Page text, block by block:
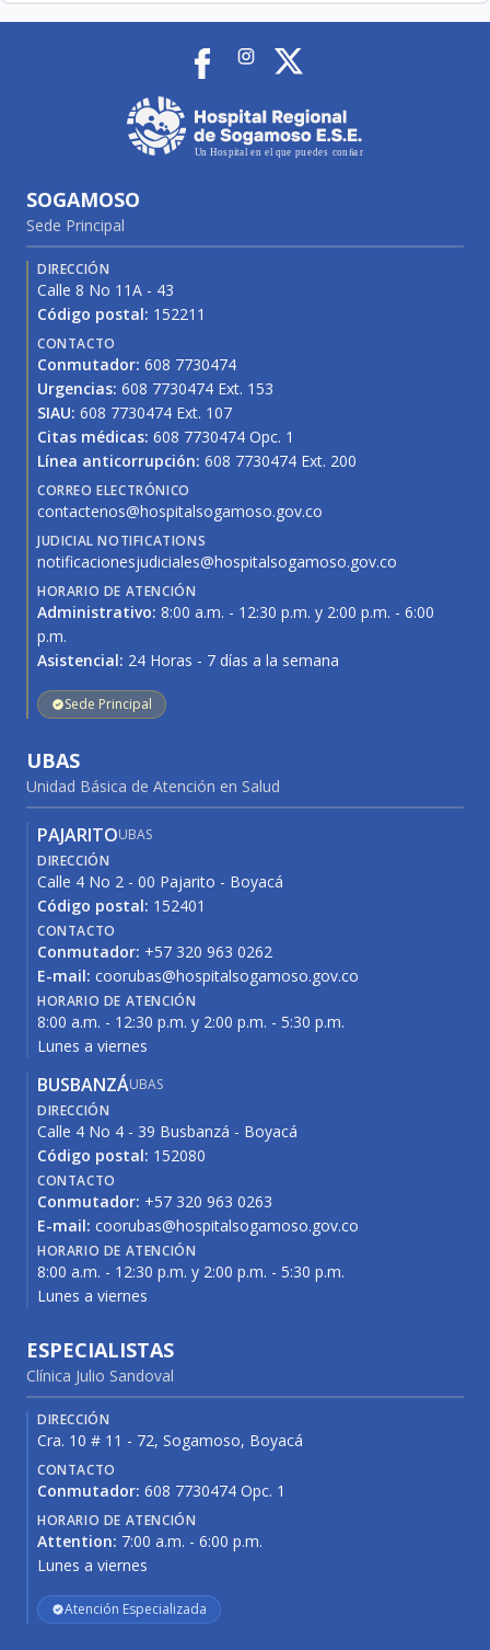
SOGAMOSO
Sede Principal
DIRECCIÓN
Calle 8 No 11A - 43
Código postal: 152211
CONTACTO
Conmutador: 608 7730474
Urgencias: 608 7730474 Ext. 153
SIAU: 608 7730474 Ext. 107
Citas médicas: 608 7730474 Opc. 1
Línea anticorrupción: 608 7730474 Ext. 200
CORREO ELECTRÓNICO
contactenos@hospitalsogamoso.gov.co
JUDICIAL NOTIFICATIONS
notificacionesjudiciales@hospitalsogamoso.gov.co
HORARIO DE ATENCIÓN
Administrativo: 8:00 a.m. - 12:30 p.m. y 2:00 p.m. - 6:00
p.m.
Asistencial: 24 Horas - 7 días a la semana
Sede Principal
UBAS
Unidad Básica de Atención en Salud
PAJARITOUBAS
DIRECCIÓN
Calle 4 No 2 - 00 Pajarito - Boyacá
Código postal: 152401
CONTACTO
Conmutador: +57 320 963 0262
E-mail: coorubas@hospitalsogamoso.gov.co
HORARIO DE ATENCIÓN
8:00 a.m. - 12:30 p.m. y 2:00 p.m. - 5:30 p.m.
Lunes a viernes
BUSBANZÁUBAS
DIRECCIÓN
Calle 4 No 4 - 39 Busbanzá - Boyacá
Código postal: 152080
CONTACTO
Conmutador: +57 320 963 0263
E-mail: coorubas@hospitalsogamoso.gov.co
HORARIO DE ATENCIÓN
8:00 a.m. - 12:30 p.m. y 2:00 p.m. - 5:30 p.m.
Lunes a viernes
ESPECIALISTAS
Clínica Julio Sandoval
DIRECCIÓN
Cra. 10 # 11 - 72, Sogamoso, Boyacá
CONTACTO
Conmutador: 608 7730474 Opc. 1
HORARIO DE ATENCIÓN
Attention: 7:00 a.m. - 6:00 p.m.
Lunes a viernes
Atención Especializada